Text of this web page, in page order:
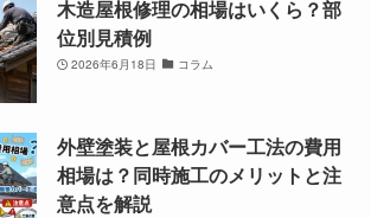
木造屋根修理の相場はいくら？部
位別見積例
2026年6月18日 コラム
外壁塗装と屋根カバー工法の費用
相場は？同時施工のメリットと注
意点を解説